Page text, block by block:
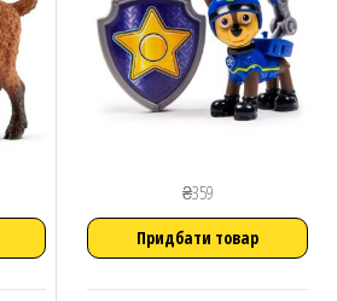
₴359
Придбати товар